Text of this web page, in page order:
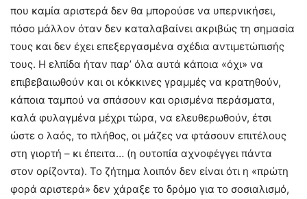
που καμία αριστερά δεν θα μπορούσε να υπερνικήσει,
πόσο μάλλον όταν δεν καταλαβαίνει ακριβώς τη σημασία
τους και δεν έχει επεξεργασμένα σχέδια αντιμετώπισής
τους. Η ελπίδα ήταν παρ’ όλα αυτά κάποια «όχι» να
επιβεβαιωθούν και οι κόκκινες γραμμές να κρατηθούν,
κάποια ταμπού να σπάσουν και ορισμένα περάσματα,
καλά φυλαγμένα μέχρι τώρα, να ελευθερωθούν, έτσι
ώστε ο λαός, το πλήθος, οι μάζες να φτάσουν επιτέλους
στη γιορτή – κι έπειτα… (η ουτοπία αχνοφέγγει πάντα
στον ορίζοντα). Το ζήτημα λοιπόν δεν είναι ότι η «πρώτη
φορά αριστερά» δεν χάραξε το δρόμο για το σοσιαλισμό,